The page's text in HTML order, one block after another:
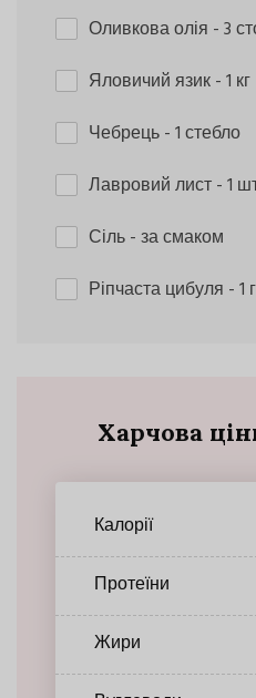
Оливкова олія - 3
Яловичий язик- 1 кг
Чебрець- 1 стебло
Лавровий лист- 1
Сіль- за смаком
Ріпчаста цибуля - 1
Харчова
Калорії
Протеїни
Жири